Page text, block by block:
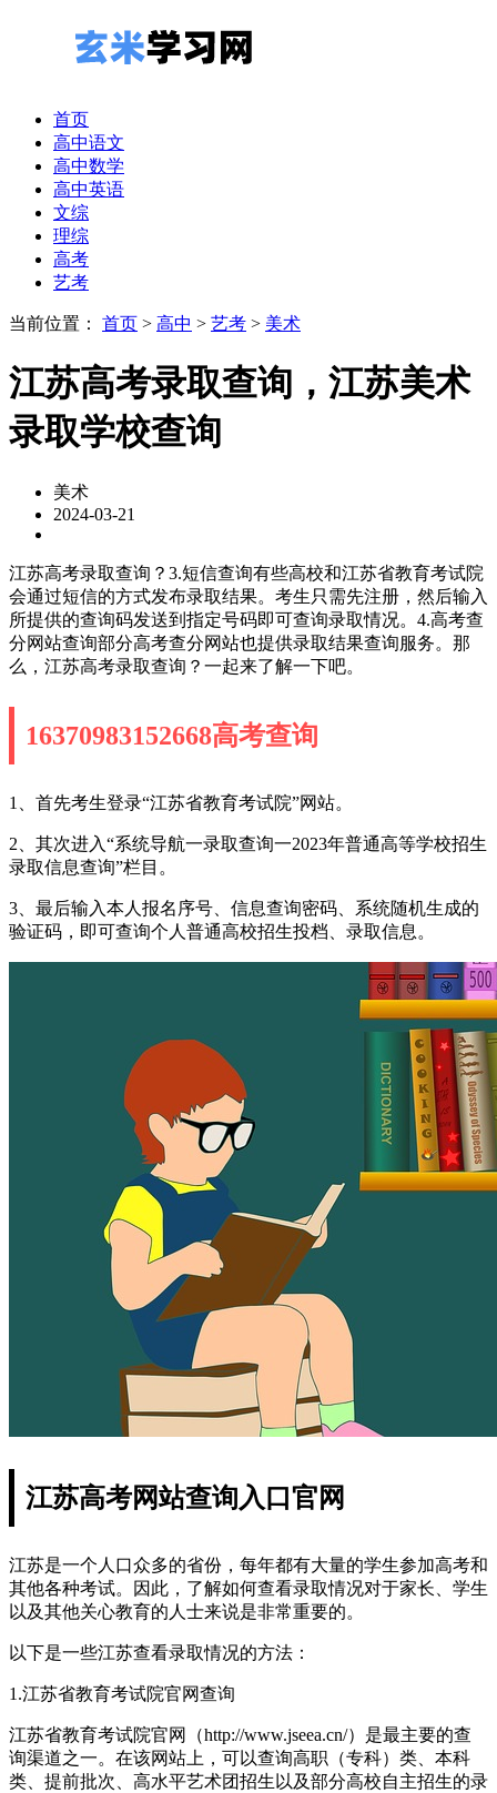
首页
高中语文
高中数学
高中英语
文综
理综
高考
艺考
当前位置： 首页 > 高中 > 艺考 > 美术
江苏高考录取查询，江苏美术
录取学校查询
美术
2024-03-21
江苏高考录取查询？3.短信查询有些高校和江苏省教育考试院
会通过短信的方式发布录取结果。考生只需先注册，然后输入
所提供的查询码发送到指定号码即可查询录取情况。4.高考查
分网站查询部分高考查分网站也提供录取结果查询服务。那
么，江苏高考录取查询？一起来了解一下吧。
16370983152668高考查询
1、首先考生登录“江苏省教育考试院”网站。
2、其次进入“系统导航一录取查询一2023年普通高等学校招生
录取信息查询”栏目。
3、最后输入本人报名序号、信息查询密码、系统随机生成的
验证码，即可查询个人普通高校招生投档、录取信息。
江苏高考网站查询入口官网
江苏是一个人口众多的省份，每年都有大量的学生参加高考和
其他各种考试。因此，了解如何查看录取情况对于家长、学生
以及其他关心教育的人士来说是非常重要的。
以下是一些江苏查看录取情况的方法：
1.江苏省教育考试院官网查询
江苏省教育考试院官网（http://www.jseea.cn/）是最主要的查
询渠道之一。在该网站上，可以查询高职（专科）类、本科
类、提前批次、高水平艺术团招生以及部分高校自主招生的录